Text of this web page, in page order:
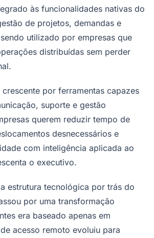
às funcionalidades nativas do
de projetos, demandas e
utilizado por empresas que
distribuídas sem perder
por ferramentas capazes
suporte e gestão
querem reduzir tempo de
desnecessários e
com inteligência aplicada ao
o executivo.
estrutura tecnológica por trás do
por uma transformação
era baseado apenas em
acesso remoto evoluiu para